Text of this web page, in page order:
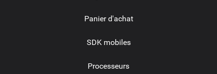
Panier d'achat
SDK mobiles
Processeurs